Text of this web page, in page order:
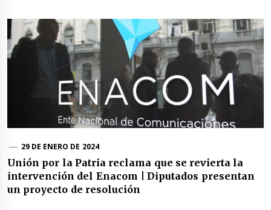
29 DE ENERO DE 2024
Unión por la Patria reclama que se revierta la
intervención del Enacom | Diputados presentan
un proyecto de resolución